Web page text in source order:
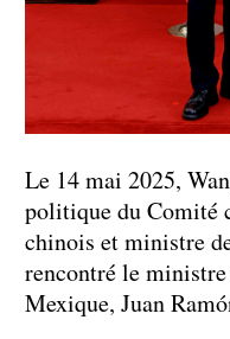
Le 14 mai 2025,
politique du Comité
chinois et ministre
rencontré le
Mexique, Juan